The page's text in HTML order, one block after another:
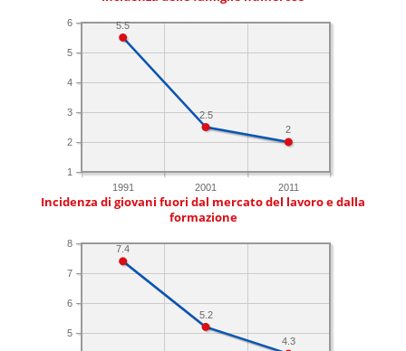
1991 2001 2011
1
2
3
4
5
6
2
2.5
5.5
Incidenza di giovani fuori dal mercato del lavoro e dalla
formazione
5
6
7
8
4.3
5.2
7.4